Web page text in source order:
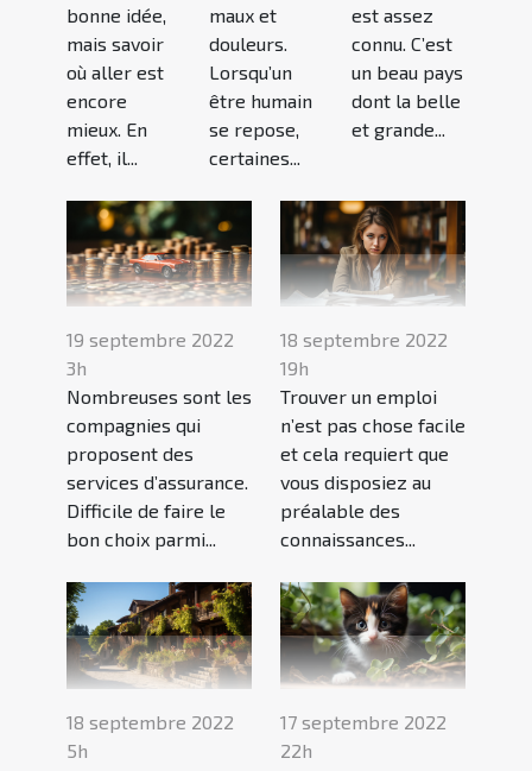
bonne idée,
mais savoir
où aller est
encore
mieux. En
effet, il...
maux et
douleurs.
Lorsqu’un
être humain
se repose,
certaines...
est assez
connu. C’est
un beau pays
dont la belle
et grande...
19 septembre 2022
3h
Nombreuses sont les
compagnies qui
proposent des
services d’assurance.
Difficile de faire le
bon choix parmi...
18 septembre 2022
19h
Trouver un emploi
n’est pas chose facile
et cela requiert que
vous disposiez au
préalable des
connaissances...
18 septembre 2022
5h
17 septembre 2022
22h